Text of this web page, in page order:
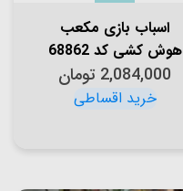
اسباب بازی مکعب
هوش کشی کد 68862
2,084,000 تومان